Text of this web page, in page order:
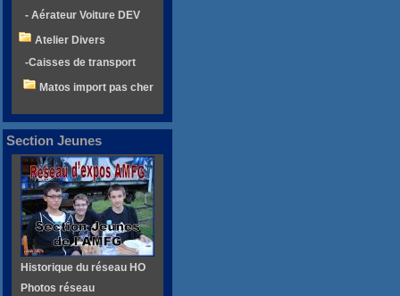
- Aérateur Voiture DEV
Atelier Divers
-Caisses de transport
Matos import pas cher
Section Jeunes
Historique du réseau HO
Photos réseau